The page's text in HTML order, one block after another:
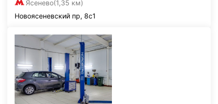
Ясенево(1,35 км)
Новоясеневский пр, 8с1